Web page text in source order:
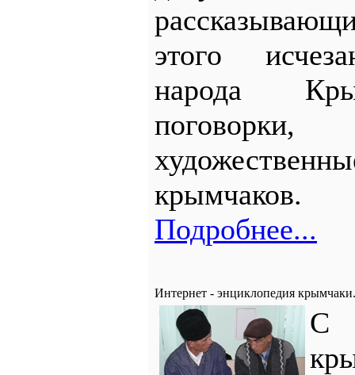
этого
народа
крымчаков.
Подробнее...
Интернет - энциклопедия
С